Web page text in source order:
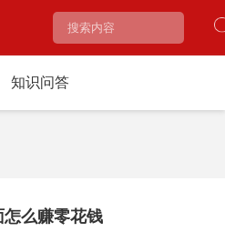
知识问答
怎么赚零花钱